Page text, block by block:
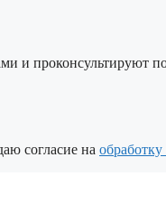
и проконсультируют
согласие на